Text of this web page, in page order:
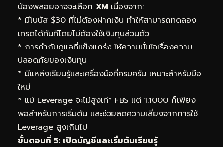
น้องพลอยอาจจะเลือก XM เนื่องจาก:
* มีโบนัส $30 ที่ไม่ต้องฝากเงิน ทำให้สามารถทดลอง
เทรดได้ทันทีโดยไม่ต้องใช้เงินทุนส่วนตัว
* การกำกับดูแลที่แข็งแกร่ง ให้ความมั่นใจเรื่องความ
ปลอดภัยของเงินทุน
* มีแหล่งเรียนรู้และเครื่องมือที่ครบครัน เหมาะสำหรับมือ
ใหม่
* แม้ Leverage จะไม่สูงเท่า FBS แต่ 1:1000 ก็เพียง
พอสำหรับการเริ่มต้น และช่วยลดความเสี่ยงจากการใช้
Leverage สูงเกินไป
ขั้นตอนที่ 5: เปิดบัญชีและเริ่มต้นเรียนรู้